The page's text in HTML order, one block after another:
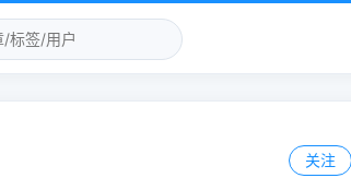
关注